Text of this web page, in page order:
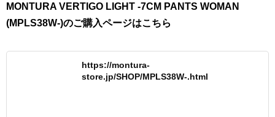
MONTURA VERTIGO LIGHT -7CM PANTS WOMAN
(MPLS38W-)のご購入ページはこちら
https://montura-
store.jp/SHOP/MPLS38W-.html